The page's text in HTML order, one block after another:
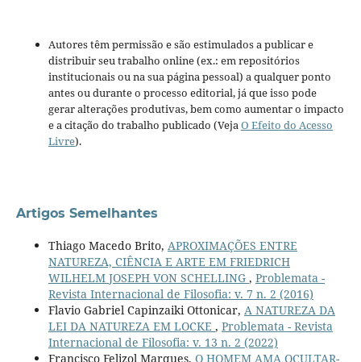
Autores têm permissão e são estimulados a publicar e
distribuir seu trabalho online (ex.: em repositórios
institucionais ou na sua página pessoal) a qualquer ponto
antes ou durante o processo editorial, já que isso pode
gerar alterações produtivas, bem como aumentar o impacto
e a citação do trabalho publicado (VejaO Efeito do Acesso
Livre).
Artigos Semelhantes
Thiago Macedo Brito, APROXIMAÇÕES ENTRE
NATUREZA, CIÊNCIA E ARTE EM FRIEDRICH
WILHELM JOSEPH VON SCHELLING , Problemata -
Revista Internacional de Filosofia: v. 7 n. 2 (2016)
Flavio Gabriel Capinzaiki Ottonicar, A NATUREZA DA
LEI DA NATUREZA EM LOCKE , Problemata - Revista
Internacional de Filosofia: v. 13 n. 2 (2022)
Francisco Felizol Marques, O HOMEM AMA OCULTAR-